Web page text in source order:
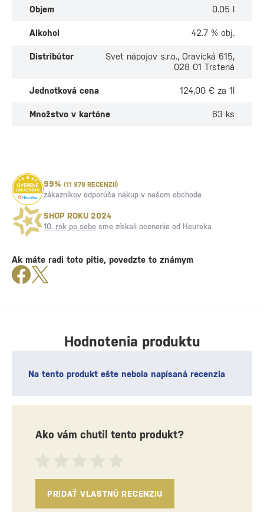
Objem 0.05 l
Alkohol 42.7 % obj.
Distribútor
Svet nápojov s.r.o., Oravická 615,
028 01 Trstená
Jednotková cena 124,00 € za 1l
Množstvo v kartóne 63 ks
Hodnotenia produktu
Na tento produkt ešte nebola napísaná recenzia
Ako vám chutil tento produkt?
PRIDAŤ VLASTNÚ RECENZIU
99% (11 978 RECENZIÍ)
zákazníkov odporúča nákup v našom obchode
SHOP ROKU 2024
10. rok po sebe sme získali ocenenie od Heureka
Ak máte radi toto pitie, povedzte to známym